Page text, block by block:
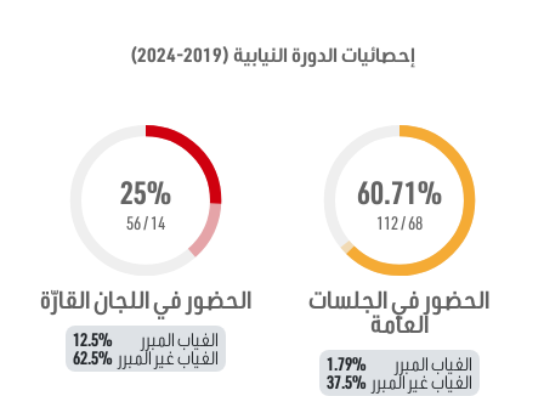
إحصائيات الدورة النيابية (2019-2024)
60.71%
68 / 112
الحضور في الجلسات
العامة
الغياب المبرر 1.79%
الغياب غير المبرر 37.5%
25%
14 / 56
الحضور في اللجان القارّة
الغياب المبرر 12.5%
الغياب غير المبرر 62.5%